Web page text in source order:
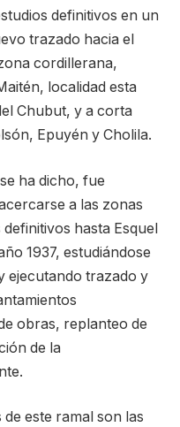
definitivos en un
trazado hacia el
cordillerana,
localidad esta
Chubut, y a corta
Epuyén y Cholila.
ha dicho, fue
a las zonas
hasta Esquel
1937, estudiándose
ejecutando trazado y
obras, replanteo de
de la
este ramal son las